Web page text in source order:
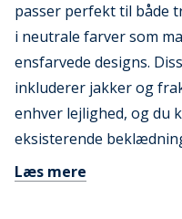
passer perfekt til både
i neutrale farver som
ensfarvede designs.
inkluderer jakker og
enhver lejlighed, og du
eksisterende
Læs mere